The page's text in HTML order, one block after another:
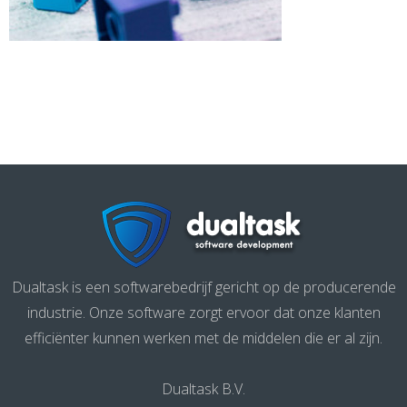
Dualtask is een softwarebedrijf gericht op de producerende
industrie. Onze software zorgt ervoor dat onze klanten
efficiënter kunnen werken met de middelen die er al zijn.
Dualtask B.V.